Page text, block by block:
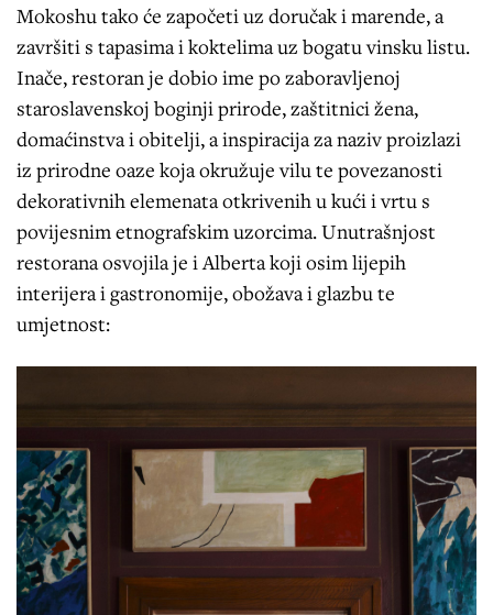
Mokoshu tako će započeti uz doručak i marende, a
završiti s tapasima i koktelima uz bogatu vinsku listu.
Inače, restoran je dobio ime po zaboravljenoj
staroslavenskoj boginji prirode, zaštitnici žena,
domaćinstva i obitelji, a inspiracija za naziv proizlazi
iz prirodne oaze koja okružuje vilu te povezanosti
dekorativnih elemenata otkrivenih u kući i vrtu s
povijesnim etnografskim uzorcima. Unutrašnjost
restorana osvojila je i Alberta koji osim lijepih
interijera i gastronomije, obožava i glazbu te
umjetnost: